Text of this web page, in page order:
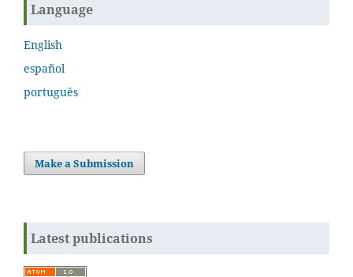
Language
English
español
português
Make a Submission
Latest publications